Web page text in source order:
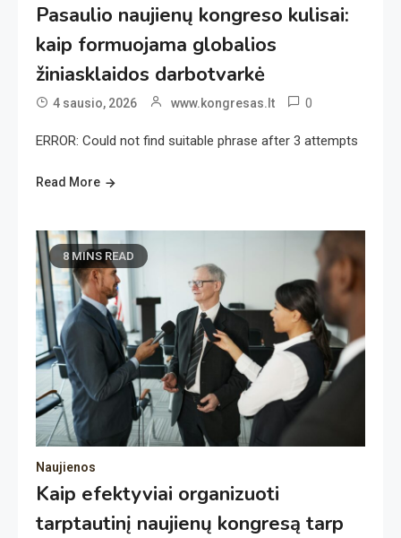
Pasaulio naujienų kongreso kulisai:
kaip formuojama globalios
žiniasklaidos darbotvarkė
4 sausio, 2026 www.kongresas.lt 0
ERROR: Could not find suitable phrase after 3 attempts
Read More
8 MINS READ
Naujienos
Kaip efektyviai organizuoti
tarptautinį naujienų kongresą tarp